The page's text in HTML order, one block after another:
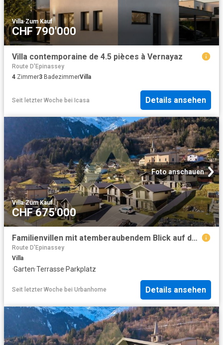
Villa·Zum Kauf
CHF 790'000
Villa contemporaine de 4.5 pièces à Vernayaz
Route D'Epinassey
4 Zimmer3 BadezimmerVilla
Seit letzter Woche bei Icasa Details ansehen
Foto anschauen
Villa·Zum Kauf
CHF 675'000
Familienvillen mit atemberaubendem Blick auf das Tal
Route D'Epinassey
Villa
·Garten·Terrasse·Parkplatz
Seit letzter Woche bei Urbanhome Details ansehen